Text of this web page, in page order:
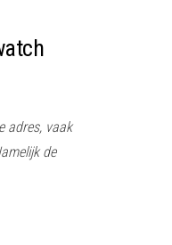
adres, vaak
de